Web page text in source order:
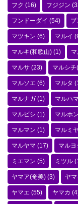
フク (16) フジジン
フンドーダイ (54) ブ
マツキン (6) マルイ
マルキ(和歌山) (1)
マルサ (23) マルシチ
マルソエ (6) マルタ
マルナガ (1) マルハマ
マルビシ (1) マルホン
マルマン (1) マルミヤ
マルヤマ (17) マルヨ
ミエマン (5) ミツル
ヤマア(奄美) (3) ヤ
ヤマエ (55) ヤマカ